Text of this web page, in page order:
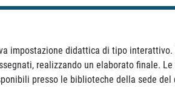
impostazione didattica di tipo
realizzando un elaborato finale.
presso le biblioteche della sede del